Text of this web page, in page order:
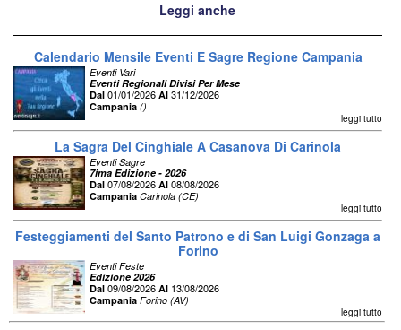
Leggi anche
Calendario Mensile Eventi E Sagre Regione Campania
Eventi Vari
Eventi Regionali Divisi Per Mese
Dal 01/01/2026 Al 31/12/2026
Campania ()
leggi tutto
La Sagra Del Cinghiale A Casanova Di Carinola
Eventi Sagre
7ima Edizione - 2026
Dal 07/08/2026 Al 08/08/2026
Campania Carinola (CE)
leggi tutto
Festeggiamenti del Santo Patrono e di San Luigi Gonzaga a
Forino
Eventi Feste
Edizione 2026
Dal 09/08/2026 Al 13/08/2026
Campania Forino (AV)
leggi tutto